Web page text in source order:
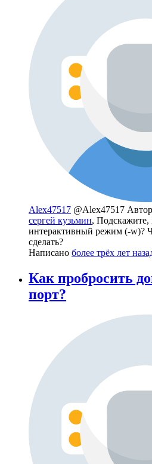
Alex47517 @Alex47517
сергей кузьмин, Подскажите,
интерактивный режим (-w)?
сделать?
Написано более трёх лет
Как пробросить
порт?